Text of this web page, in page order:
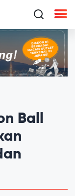
Ball